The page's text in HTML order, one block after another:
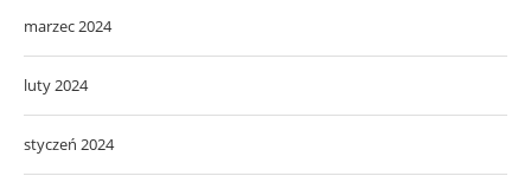
marzec 2024
luty 2024
styczeń 2024